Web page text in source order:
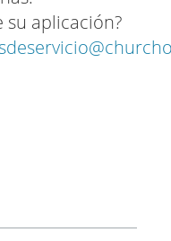
su aplicación?